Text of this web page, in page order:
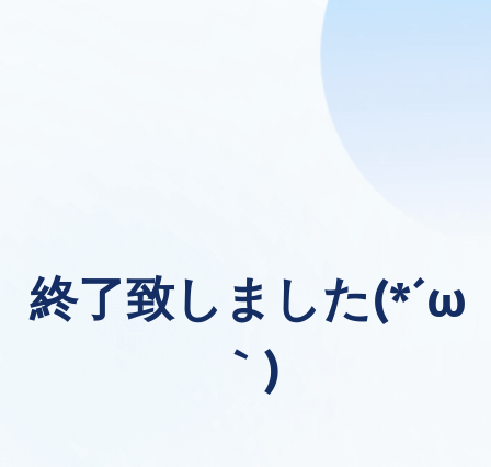
終了致しました(*´ω
｀)